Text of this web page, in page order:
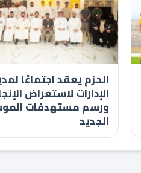
الحزم يعقد اجتماعًا
الإدارات لاستعراض
ورسم مستهدفات
الجديد